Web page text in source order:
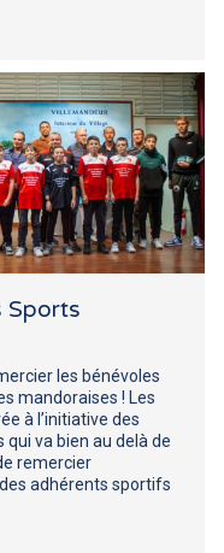
Sports
les bénévoles
mandoraises ! Les
à l’initiative des
va bien au delà de
remercier
adhérents sportifs